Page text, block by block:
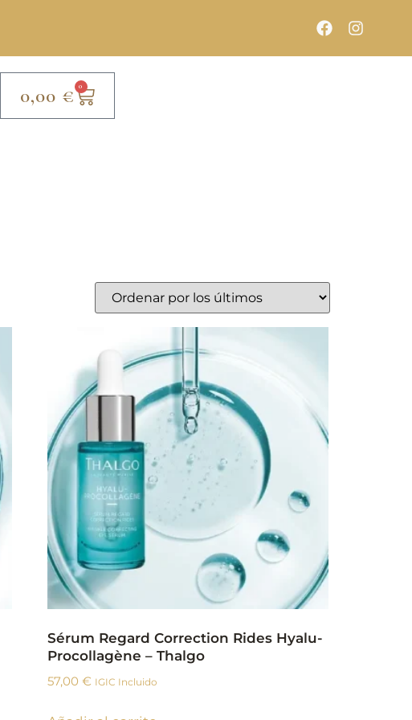
0,00 € 0
Sérum Regard Correction Rides Hyalu-
Procollagène – Thalgo
57,00 € IGIC Incluido